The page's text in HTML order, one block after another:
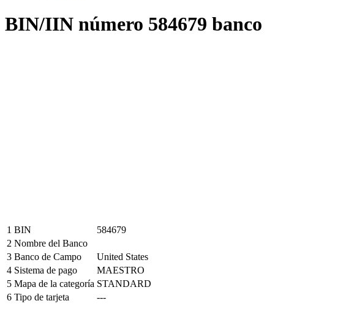
BIN/IIN número 584679 banco
1 BIN
584679
2 Nombre del Banco
3 Banco de Campo
United States
4 Sistema de pago
MAESTRO
5 Mapa de la categoría STANDARD
6 Tipo de tarjeta ---